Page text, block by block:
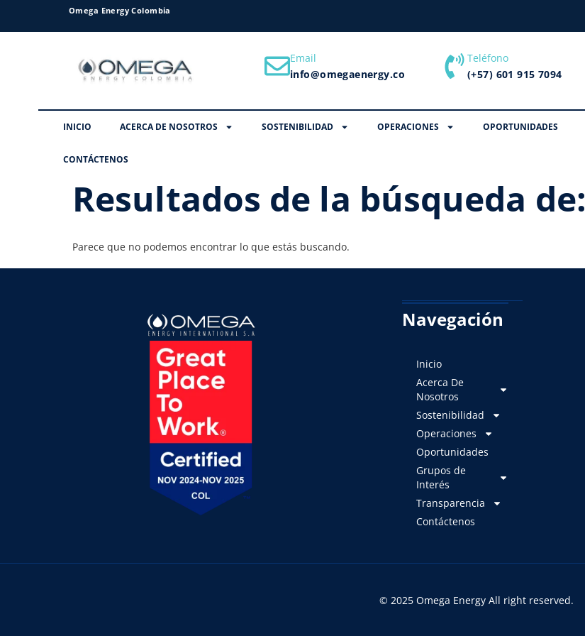
Omega Energy Colombia
Email
info@omegaenergy.co
Teléfono
(+57) 601 915 7094
INICIO ACERCA DE NOSOTROS SOSTENIBILIDAD OPERACIONES OPORTUNIDADES
CONTÁCTENOS
Resultados de la búsqueda de:
Parece que no podemos encontrar lo que estás buscando.
Navegación
Inicio
Acerca De
Nosotros
Sostenibilidad
Operaciones
Oportunidades
Grupos de
Interés
Transparencia
Contáctenos
© 2025 Omega Energy All right reserved.